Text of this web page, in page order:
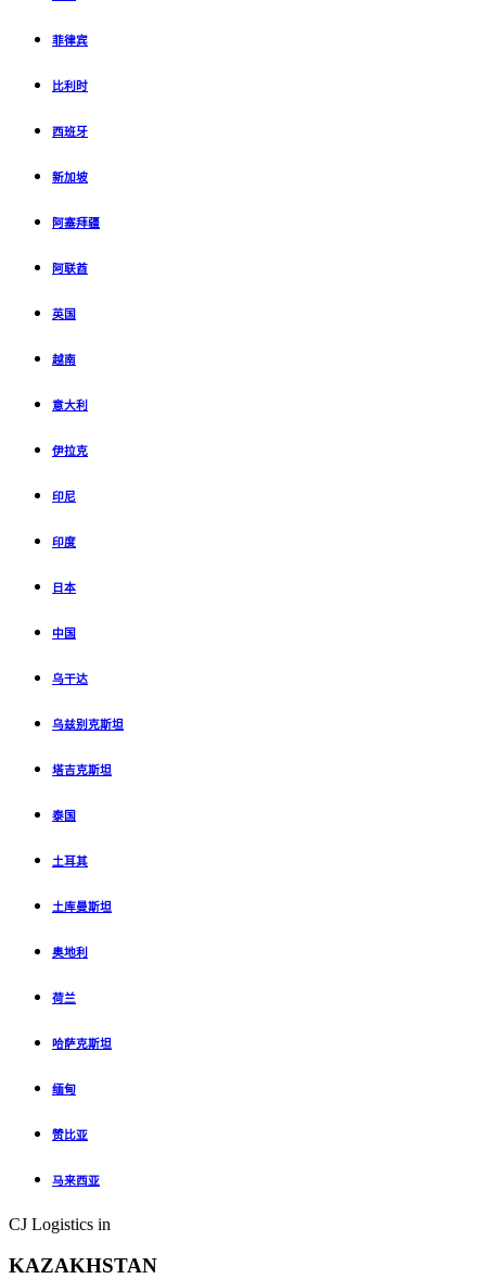
菲律宾
比利时
西班牙
新加坡
阿塞拜疆
阿联酋
英国
越南
意大利
伊拉克
印尼
印度
日本
中国
乌干达
乌兹别克斯坦
塔吉克斯坦
泰国
土耳其
土库曼斯坦
奥地利
荷兰
哈萨克斯坦
缅甸
赞比亚
马来西亚
CJ Logistics in
KAZAKHSTAN